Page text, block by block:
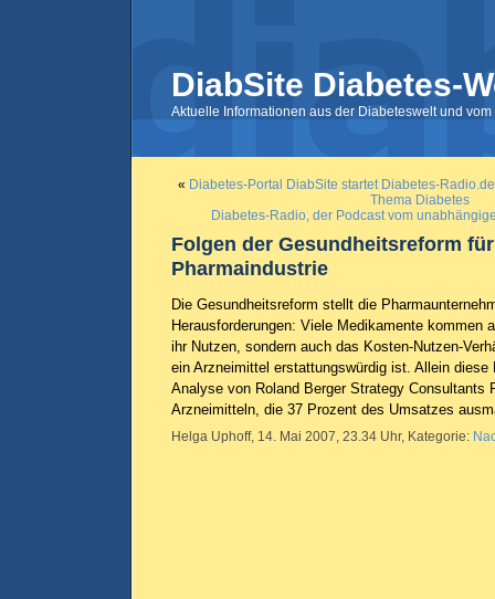
DiabSite Diabetes-
Aktuelle Informationen aus der Diabeteswelt und
« Diabetes-Portal DiabSite startet Diabetes-
Thema Diabetes
Diabetes-Radio, der Podcast vom
Folgen der Gesundheitsreform
Pharmaindustrie
Die Gesundheitsreform stellt die
Herausforderungen: Viele Medikamente kommen
ihr Nutzen, sondern auch das Kosten-Nutzen-
ein Arzneimittel erstattungswürdig ist. Allein diese
Analyse von Roland Berger Strategy Consultants
Arzneimitteln, die 37 Prozent des Umsatzes
Helga Uphoff, 14. Mai 2007, 23.34 Uhr, Kategorie: